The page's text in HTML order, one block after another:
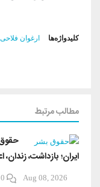
کلیدواژه‌ها ارغوان فلاحی
مطالب مرتبط
ایران؛ بازداشت، زندان،
Aug 08, 2026
0